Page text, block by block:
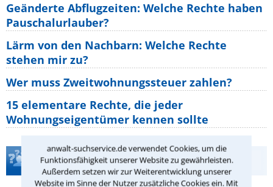
anwalt-suchservice.de verwendet Cookies, um die
Funktionsfähigkeit unserer Website zu gewährleisten.
Außerdem setzen wir zur Weiterentwicklung unserer
Website im Sinne der Nutzer zusätzliche Cookies ein. Mit
Geänderte Abflugzeiten: Welche Rechte haben
Pauschalurlauber?
Lärm von den Nachbarn: Welche Rechte
stehen mir zu?
Wer muss Zweitwohnungssteuer zahlen?
15 elementare Rechte, die jeder
Wohnungseigentümer kennen sollte
Teste Dein Rechtswissen